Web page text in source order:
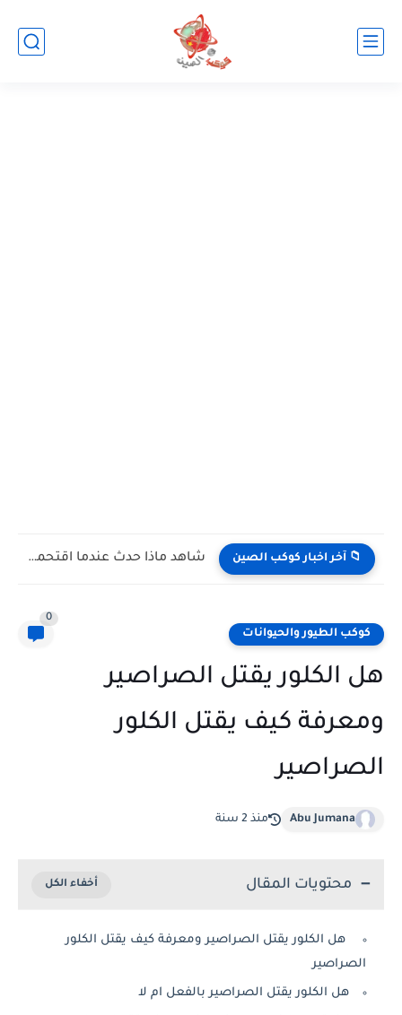
📁 آخر اخبار كوكب الصين شاهد كيف يتغلب النمس على الكوبرا في مواجهة تعتمد على...
كوكب الطيور والحيوانات
0
هل الكلور يقتل الصراصير
ومعرفة كيف يقتل الكلور
الصراصير
Abu Jumana منذ 2 سنة
محتويات المقال
هل الكلور يقتل الصراصير ومعرفة كيف يقتل الكلور
الصراصير
هل الكلور يقتل الصراصير بالفعل ام لا